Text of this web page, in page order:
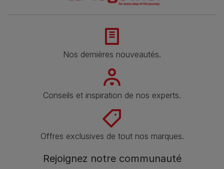
Nos dernières nouveautés.
Conseils et inspiration de nos experts.
Offres exclusives de tout nos marques.
Rejoignez notre communauté